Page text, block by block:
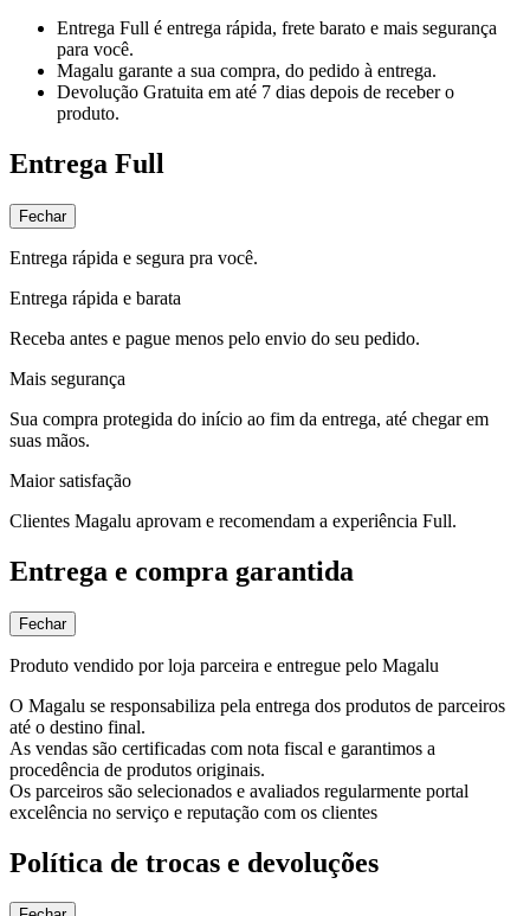
Entrega Full é entrega rápida, frete barato e mais segurança
para você.
Magalu garante a sua compra, do pedido à entrega.
Devolução Gratuita em até 7 dias depois de receber o
produto.
Entrega Full
Fechar
Entrega rápida e segura pra você.
Entrega rápida e barata
Receba antes e pague menos pelo envio do seu pedido.
Mais segurança
Sua compra protegida do início ao fim da entrega, até chegar em
suas mãos.
Maior satisfação
Clientes Magalu aprovam e recomendam a experiência Full.
Entrega e compra garantida
Fechar
Produto vendido por loja parceira e entregue pelo Magalu
O Magalu se responsabiliza pela entrega dos produtos de parceiros
até o destino final.
As vendas são certificadas com nota fiscal e garantimos a
procedência de produtos originais.
Os parceiros são selecionados e avaliados regularmente portal
excelência no serviço e reputação com os clientes
Política de trocas e devoluções